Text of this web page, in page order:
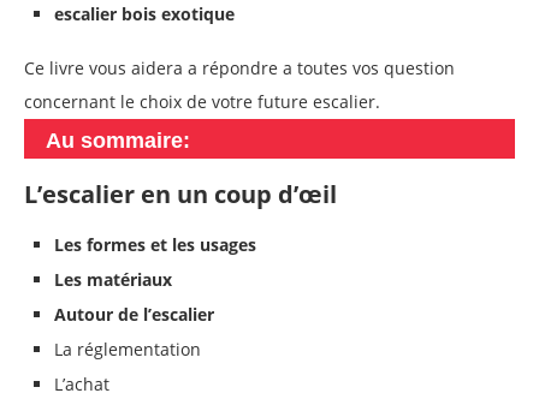
escalier bois exotique
Ce livre vous aidera a répondre a toutes vos question
concernant le choix de votre future escalier.
Au sommaire:
L’escalier en un coup d’œil
Les formes et les usages
Les matériaux
Autour de l’escalier
La réglementation
L’achat